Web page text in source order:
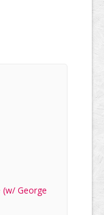
(w/ George